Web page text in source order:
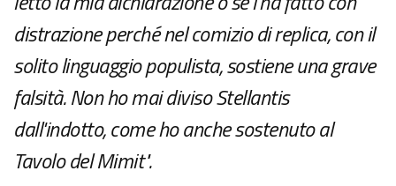
distrazione perché nel comizio di replica, con il
solito linguaggio populista, sostiene una grave
falsità. Non ho mai diviso Stellantis
dall'indotto, come ho anche sostenuto al
Tavolo del Mimit".